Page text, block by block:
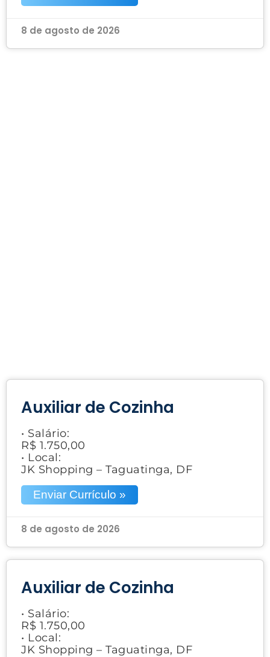
8 de agosto de 2026
Auxiliar de Cozinha
• Salário:
R$ 1.750,00
• Local:
JK Shopping – Taguatinga, DF
Enviar Currículo »
8 de agosto de 2026
Auxiliar de Cozinha
• Salário:
R$ 1.750,00
• Local:
JK Shopping – Taguatinga, DF